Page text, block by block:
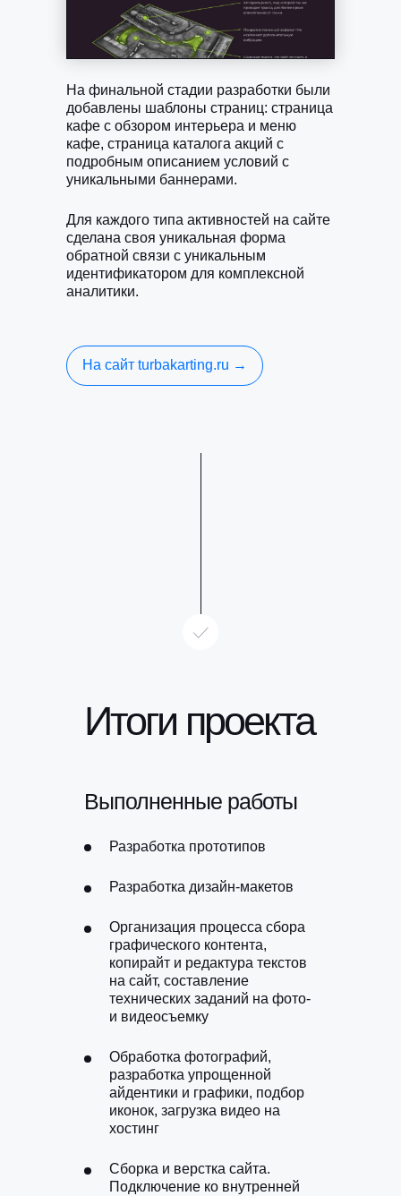
Для каждого типа активностей на сайте
сделана своя уникальная форма
обратной связи с уникальным
идентификатором для комплексной
аналитики.
На финальной стадии разработки были
добавлены шаблоны страниц: страница
кафе с обзором интерьера и меню
кафе, страница каталога акций с
подробным описанием условий с
уникальными баннерами.
На сайт turbakarting.ru →
Итоги проекта
Выполненные работы
Разработка прототипов
Разработка дизайн-макетов
Организация процесса сбора
графического контента,
копирайт и редактура текстов
на сайт, составление
технических заданий на фото-
и видеосъемку
Обработка фотографий,
разработка упрощенной
айдентики и графики, подбор
иконок, загрузка видео на
хостинг
Сборка и верстка сайта.
Подключение ко внутренней
Заказать разработку сайта